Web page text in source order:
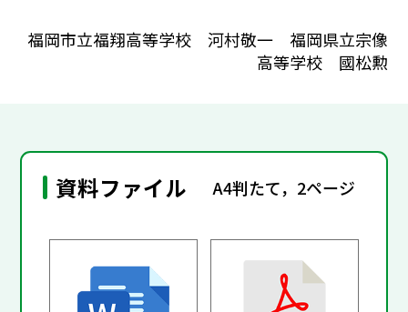
福岡市立福翔高等学校 河村敬一 福岡県立宗像
高等学校 國松勲
資料ファイル A4判たて，2ページ